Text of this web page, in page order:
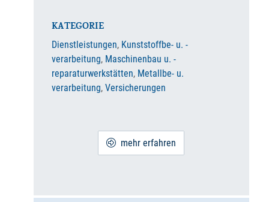
KATEGORIE
Dienstleistungen, Kunststoffbe- u. -
verarbeitung, Maschinenbau u. -
reparaturwerkstätten, Metallbe- u.
verarbeitung, Versicherungen
mehr erfahren